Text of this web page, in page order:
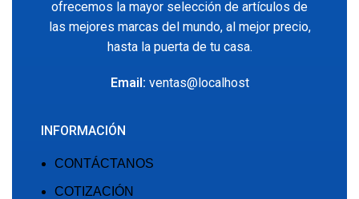
ofrecemos la mayor selección de artículos de
las mejores marcas del mundo, al mejor precio,
hasta la puerta de tu casa.
Email: ventas@localhost
INFORMACIÓN
CONTÁCTANOS
COTIZACIÓN